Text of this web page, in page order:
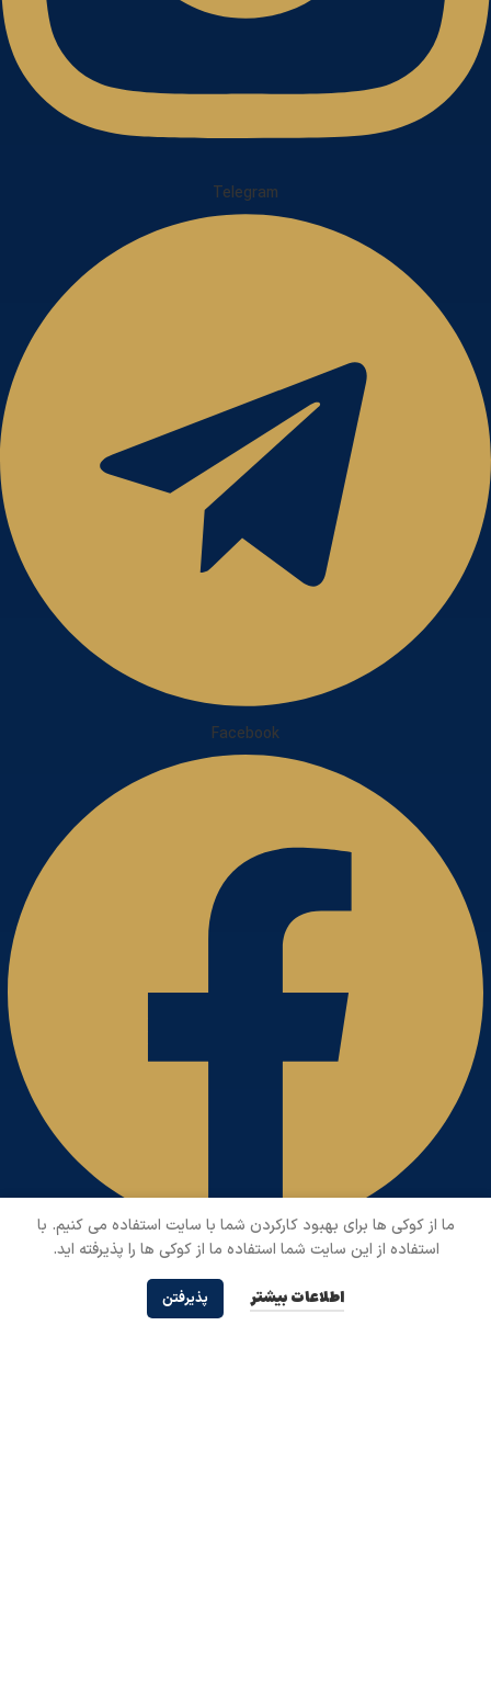
درباره ما
تماس با ما
Telegram
Facebook
تمامی حقوق مادی و معنـــوی این وبسایت برای مرکز جهانی …
ما از کوکی ها برای بهبود کارکردن شما با سایت استفاده می کنیم. با
استفاده از این سایت شما استفاده ما از کوکی ها را پذیرفته اید.
اطلاعات بیشتر پذیرفتن جستجو در سایت